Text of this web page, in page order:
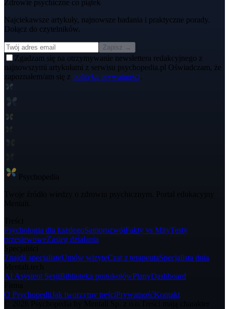
Zdrowie psychiczne co piątek
Najciekawsze artykuły, najnowsze badania i praktyczne porady.
Dołącz do czytelników.
Zapisz →
Zgadzam się na otrzymywanie newslettera redakcyjnego z
najnowszymi artykułami z serwisu psychopedia.pl Oświadczam, że
zapoznałem/am się z polityką prywatności.
Psycho pedia
Psychologia dla każdegoSamorozwójFakty vs MityTesty
przesiewoweZasięg działania
Znajdź specjalistęUmów wizytęCzat z terapeutąSpecjalista dnia
AI Asystent SesjiBiblioteka protokołówPlanyDashboard
O PsychopediiJak tworzymy treściPrywatnośćKontakt